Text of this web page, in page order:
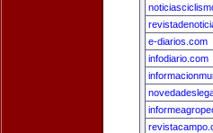
e-diarios.com
infodiario.com